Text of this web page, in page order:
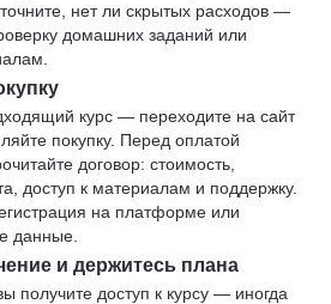
нет ли скрытых расходов —
домашних заданий или
курс — переходите на сайт
покупку. Перед оплатой
договор: стоимость,
доступ к материалам и поддержку.
на платформе или
данные.
и держитесь плана
получите доступ к курсу — иногда